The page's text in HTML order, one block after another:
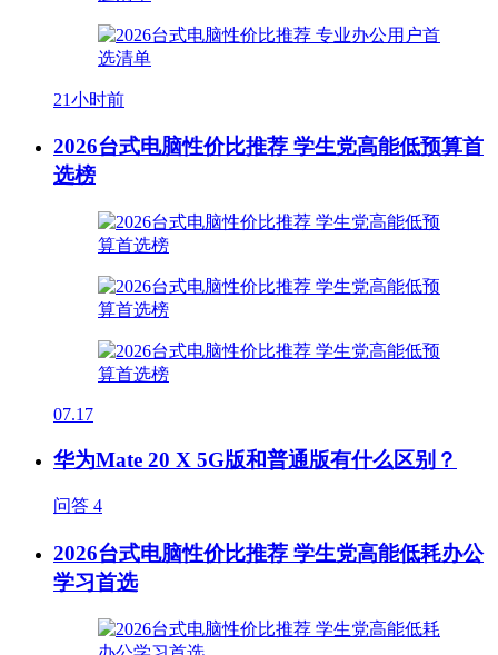
21小时前
2026台式电脑性价比推荐 学生党高能低预算首
选榜
07.17
华为Mate 20 X 5G版和普通版有什么区别？
问答 4
2026台式电脑性价比推荐 学生党高能低耗办公
学习首选